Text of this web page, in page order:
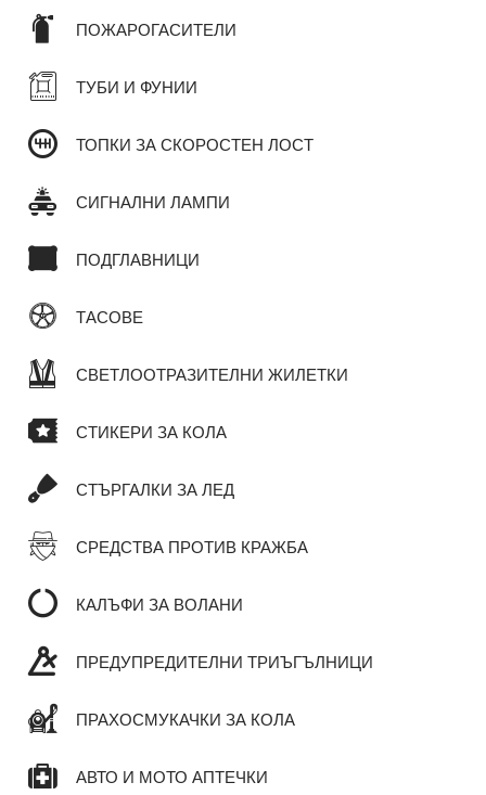
ПОЖАРОГАСИТЕЛИ
ТУБИ И ФУНИИ
ТОПКИ ЗА СКОРОСТЕН ЛОСТ
СИГНАЛНИ ЛАМПИ
ПОДГЛАВНИЦИ
ТАСОВЕ
СВЕТЛООТРАЗИТЕЛНИ ЖИЛЕТКИ
СТИКЕРИ ЗА КОЛА
СТЪРГАЛКИ ЗА ЛЕД
СРЕДСТВА ПРОТИВ КРАЖБА
КАЛЪФИ ЗА ВОЛАНИ
ПРЕДУПРЕДИТЕЛНИ ТРИЪГЪЛНИЦИ
ПРАХОСМУКАЧКИ ЗА КОЛА
АВТО И МОТО АПТЕЧКИ